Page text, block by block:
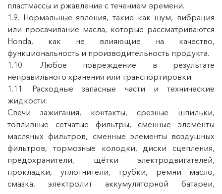
пластмассы и ржавление с течением времени.
1.9. Нормальные явления, такие как шум, вибрация
или просачивание масла, которые рассматриваются
Honda, как не влияющие на качество,
функциональность и производительность продукта.
1.10. Любое повреждение в результате
неправильного хранения или транспортировки.
1.11. Расходные запасные части и технические
жидкости:
Свечи зажигания, контакты, срезные шпильки,
топливные сетчатые фильтры, сменные элементы
масляных фильтров, сменные элементы воздушных
фильтров, тормозные колодки, диски сцепления,
предохранители, щётки электродвигателей,
прокладки, уплотнители, трубки, ремни масло,
смазка, электролит аккумуляторной батареи,